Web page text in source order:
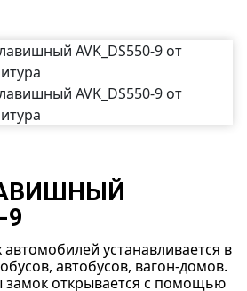
9
устанавливается в
автобусов, вагон-домов.
открывается с помощью